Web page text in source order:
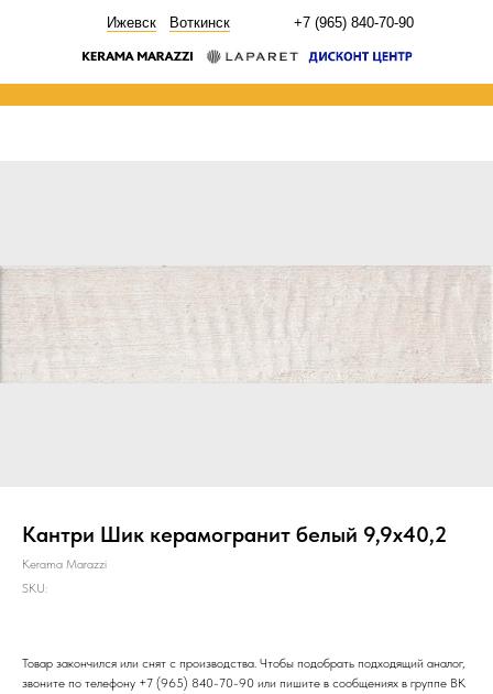
+7 (965) 840-70-90
Ижевск Воткинск
Кантри Шик керамогранит белый 9,9х40,2
Kerama Marazzi
SKU:
Товар закончился или снят с производства. Чтобы подобрать подходящий аналог,
звоните по телефону +7 (965) 840-70-90 или пишите в сообщениях в группе ВК